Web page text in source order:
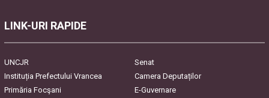
LINK-URI RAPIDE
UNCJR
Senat
Instituția Prefectului Vrancea
Camera Deputaților
Primăria Focşani
E-Guvernare